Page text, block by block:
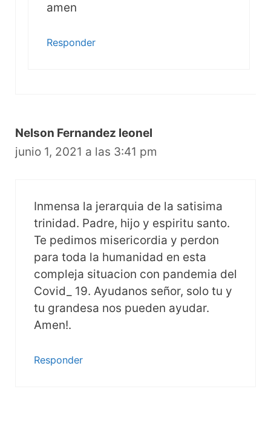
amen
Responder
Nelson Fernandez leonel
junio 1, 2021 a las 3:41 pm
Inmensa la jerarquia de la satisima
trinidad. Padre, hijo y espiritu santo.
Te pedimos misericordia y perdon
para toda la humanidad en esta
compleja situacion con pandemia del
Covid_ 19. Ayudanos señor, solo tu y
tu grandesa nos pueden ayudar.
Amen!.
Responder